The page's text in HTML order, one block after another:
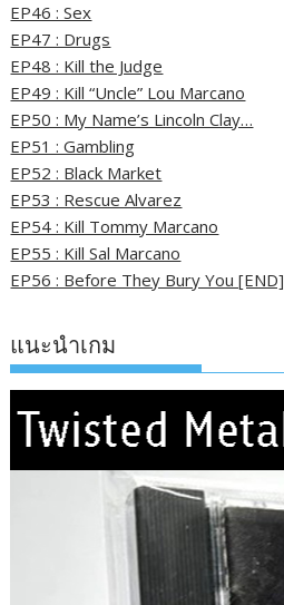
EP46 : Sex
EP47 : Drugs
EP48 : Kill the Judge
EP49 : Kill “Uncle” Lou Marcano
EP50 : My Name’s Lincoln Clay…
EP51 : Gambling
EP52 : Black Market
EP53 : Rescue Alvarez
EP54 : Kill Tommy Marcano
EP55 : Kill Sal Marcano
EP56 : Before They Bury You [END]
แนะนำเกม